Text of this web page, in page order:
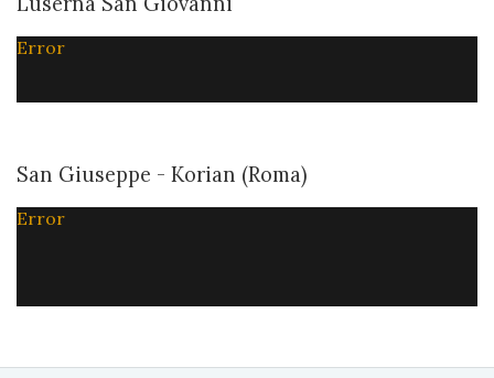
Error
San Giuseppe - Korian (Roma)
Error